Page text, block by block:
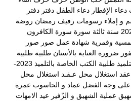
دعاء الإفطار دعاء الطفل دفتر دفتر
و إملاء رسومات رفيف رمضان روضة
سنة ثالثة سورة سورة الكافرون
وقمرية شهادة عمل صور صور
ضرورة العناية بالأسنان طلبية طلبية
طلبية الكتب الخاصة بالتلميذ 2023-
عقد استغلال محل عـقـد استغلال محل
على وجه الفضل عماد و الحاسوب عمرة
عملية الشهيق و الزّفير عيد الامهات